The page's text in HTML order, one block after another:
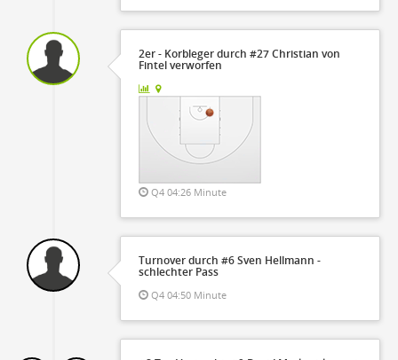
2er - Korbleger durch #27 Christian von
Fintel verworfen
Q4 04:26 Minute
Turnover durch #6 Sven Hellmann -
schlechter Pass
Q4 04:50 Minute